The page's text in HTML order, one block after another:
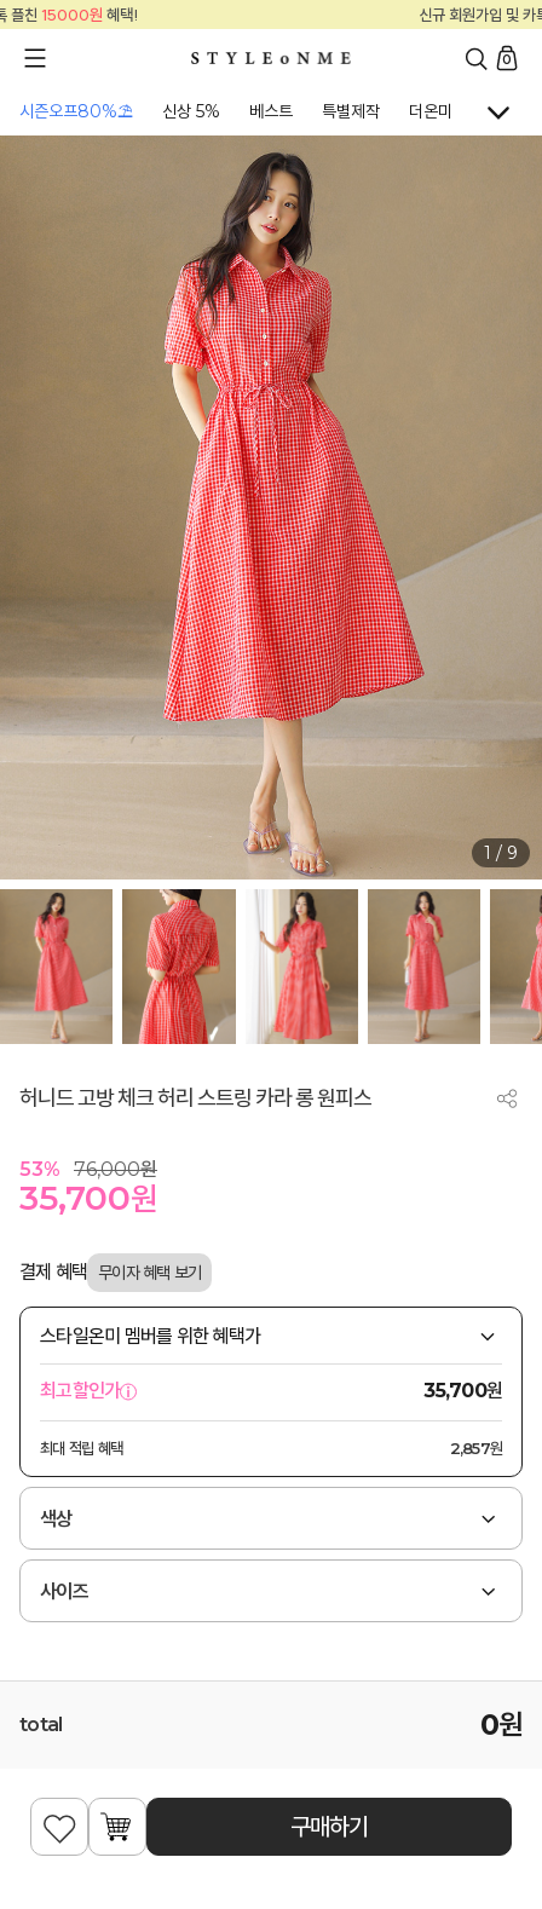
신규 회원가입 및 카톡 플친
0
시즌오프80%⛱ 신상 5% 베스트 특별제작 더온미 골프웨어
1 / 9
허니드 고방 체크 허리 스트링 카라 롱 원피스
53% 76,000원
35,700원
결제 혜택
스타일온미 멤버를 위한 혜택가
최고할인가 35,700원
최대 적립 혜택 2,857원
색상
사이즈
total 0원
구매하기